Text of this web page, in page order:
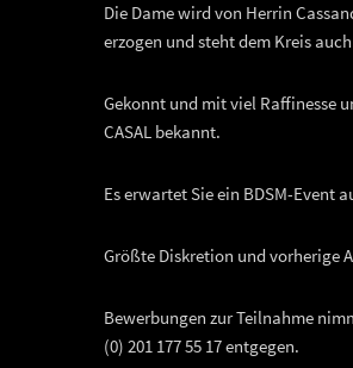
Die Dame wird von Herrin
erzogen und steht dem Kreis
Gekonnt und mit viel Raffinesse
CASAL bekannt.
Es erwartet Sie ein BDSM-Event
Größte Diskretion und vorherige
Bewerbungen zur Teilnahme
(0) 201 177 55 17 entgegen.